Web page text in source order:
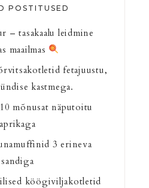
POSTITUSED
– tasakaalu leidmine
maailmas
fetajuustu,
kastmega.
mõnusat näputoitu
3 erineva
köögiviljakotletid